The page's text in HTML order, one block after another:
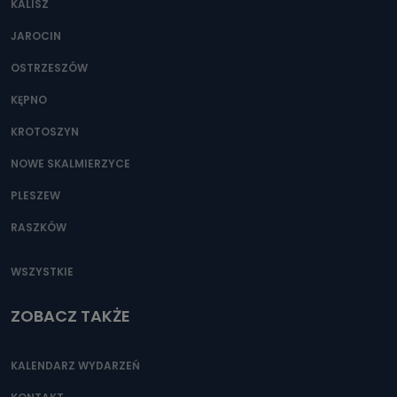
Można to zrobić pod numerem telefonu 62 735-51-05 lub
KALISZ
JAROCIN
OSTRZESZÓW
KĘPNO
KROTOSZYN
NOWE SKALMIERZYCE
PLESZEW
RASZKÓW
WSZYSTKIE
ZOBACZ TAKŻE
KALENDARZ WYDARZEŃ